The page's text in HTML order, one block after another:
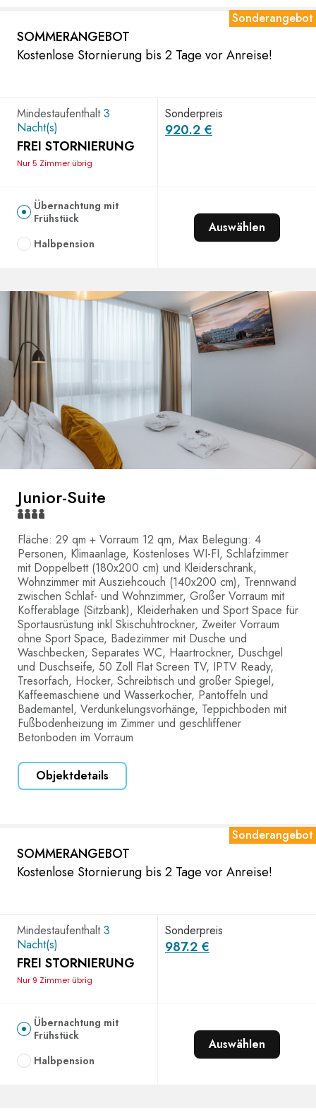
SOMMERANGEBOT
Sonderangebot
Kostenlose Stornierung bis 2 Tage vor Anreise!
Mindestaufenthalt3
Nacht(s)
FREI STORNIERUNG
Nur 5 Zimmer übrig
Sonderpreis
920.2 €
Übernachtung mit
Frühstück
Halbpension
Auswählen
Junior-Suite
Fläche: 29 qm + Vorraum 12 qm, Max Belegung: 4
Personen, Klimaanlage, Kostenloses WI-FI, Schlafzimmer
mit Doppelbett (180x200 cm) und Kleiderschrank,
Wohnzimmer mit Ausziehcouch (140x200 cm), Trennwand
zwischen Schlaf- und Wohnzimmer, Großer Vorraum mit
Kofferablage (Sitzbank), Kleiderhaken und Sport Space für
Sportausrüstung inkl Skischuhtrockner, Zweiter Vorraum
ohne Sport Space, Badezimmer mit Dusche und
Waschbecken, Separates WC, Haartrockner, Duschgel
und Duschseife, 50 Zoll Flat Screen TV, IPTV Ready,
Tresorfach, Hocker, Schreibtisch und großer Spiegel,
Kaffeemaschiene und Wasserkocher, Pantoffeln und
Bademantel, Verdunkelungsvorhänge, Teppichboden mit
Fußbodenheizung im Zimmer und geschliffener
Betonboden im Vorraum
Objektdetails
SOMMERANGEBOT
Sonderangebot
Kostenlose Stornierung bis 2 Tage vor Anreise!
Mindestaufenthalt3
Nacht(s)
FREI STORNIERUNG
Nur 9 Zimmer übrig
Sonderpreis
987.2 €
Übernachtung mit
Frühstück
Halbpension
Auswählen